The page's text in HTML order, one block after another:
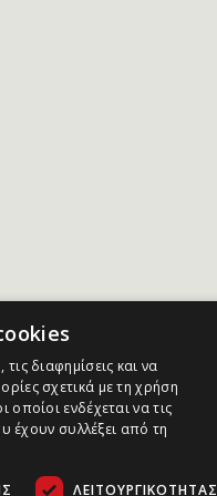
διαφημίσεις και να
σχετικά με τη χρήση
ενδέχεται να τις
έχουν συλλέξει από τη
ΛΕΙΤΟΥΡΓΙΚΌΤΗΤΑΣ